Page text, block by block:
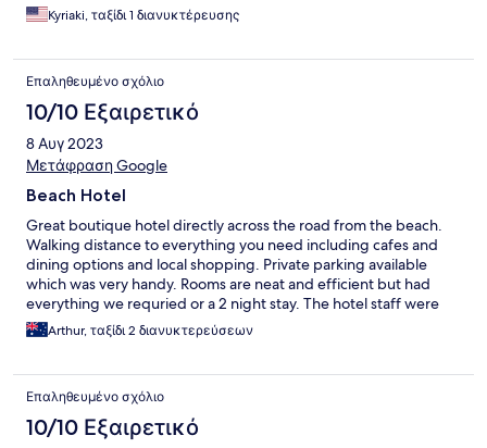
Kyriaki, ταξίδι 1 διανυκτέρευσης
Επαληθευμένο σχόλιο
10/10 Εξαιρετικό
8 Αυγ 2023
Μετάφραση Google
Beach Hotel
Great boutique hotel directly across the road from the beach.
Walking distance to everything you need including cafes and
dining options and local shopping. Private parking available
which was very handy. Rooms are neat and efficient but had
everything we requried or a 2 night stay. The hotel staff were
great and breakfast is so peaceful sitting in the outdoor
courtyard each morning. Will stay again on our next trip to
Arthur, ταξίδι 2 διανυκτερεύσεων
Επαληθευμένο σχόλιο
10/10 Εξαιρετικό